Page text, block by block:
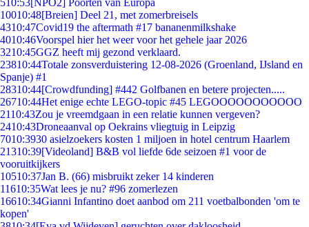
510:53[NPO2] Poorten van Europa
10010:48[Breien] Deel 21, met zomerbreisels
4310:47Covid19 the aftermath #17 bananenmilkshake
4010:46Voorspel hier het weer voor het gehele jaar 2026
3210:45GGZ heeft mij gezond verklaard.
23810:44Totale zonsverduistering 12-08-2026 (Groenland, IJsland en
Spanje) #1
28310:44[Crowdfunding] #442 Golfbanen en betere projecten.....
26710:44Het enige echte LEGO-topic #45 LEGOOOOOOOOOOO
2110:43Zou je vreemdgaan in een relatie kunnen vergeven?
2410:43Droneaanval op Oekrains vliegtuig in Leipzig
7010:3930 asielzoekers kosten 1 miljoen in hotel centrum Haarlem
21310:39[Videoland] B&B vol liefde 6de seizoen #1 voor de
vooruitkijkers
10510:37Jan B. (66) misbruikt zeker 14 kinderen
11610:35Wat lees je nu? #96 zomerlezen
16610:34Gianni Infantino doet aanbod om 211 voetbalbonden 'om te
kopen'